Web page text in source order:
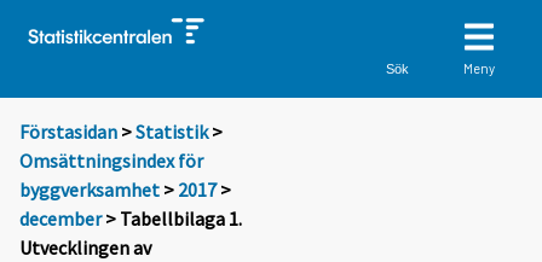
Sök Meny
Förstasidan >Statistik >
Omsättningsindex för
byggverksamhet > 2017>
december> Tabellbilaga 1.
Utvecklingen av